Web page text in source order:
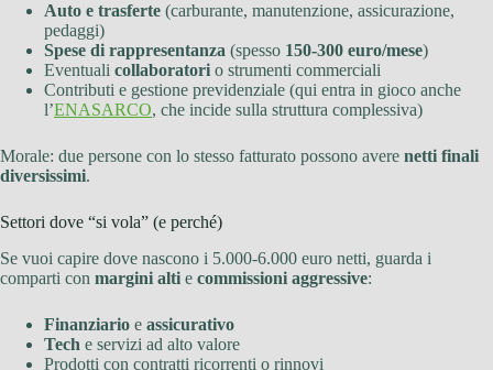
Auto e trasferte (carburante, manutenzione, assicurazione,
pedaggi)
Spese di rappresentanza (spesso 150-300 euro/mese)
Eventuali collaboratori o strumenti commerciali
Contributi e gestione previdenziale (qui entra in gioco anche
l’ENASARCO, che incide sulla struttura complessiva)
Morale: due persone con lo stesso fatturato possono avere netti finali
diversissimi.
Settori dove “si vola” (e perché)
Se vuoi capire dove nascono i 5.000-6.000 euro netti, guarda i
comparti con margini alti e commissioni aggressive:
Finanziario e assicurativo
Tech e servizi ad alto valore
Prodotti con contratti ricorrenti o rinnovi